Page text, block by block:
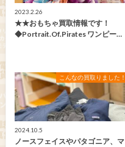
2023.2.26
★★おもちゃ買取情報です！
◆Portrait.Of.Pirates ワンピー…
こんなの買取りました！
2024.10.5
ノースフェイスやパタゴニア、マ